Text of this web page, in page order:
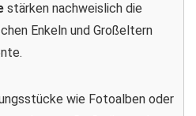
stärken nachweislich die
Enkeln und Großeltern
wie Fotoalben oder